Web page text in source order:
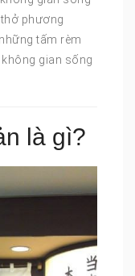
phương
tấm rèm
gian sống
là gì?